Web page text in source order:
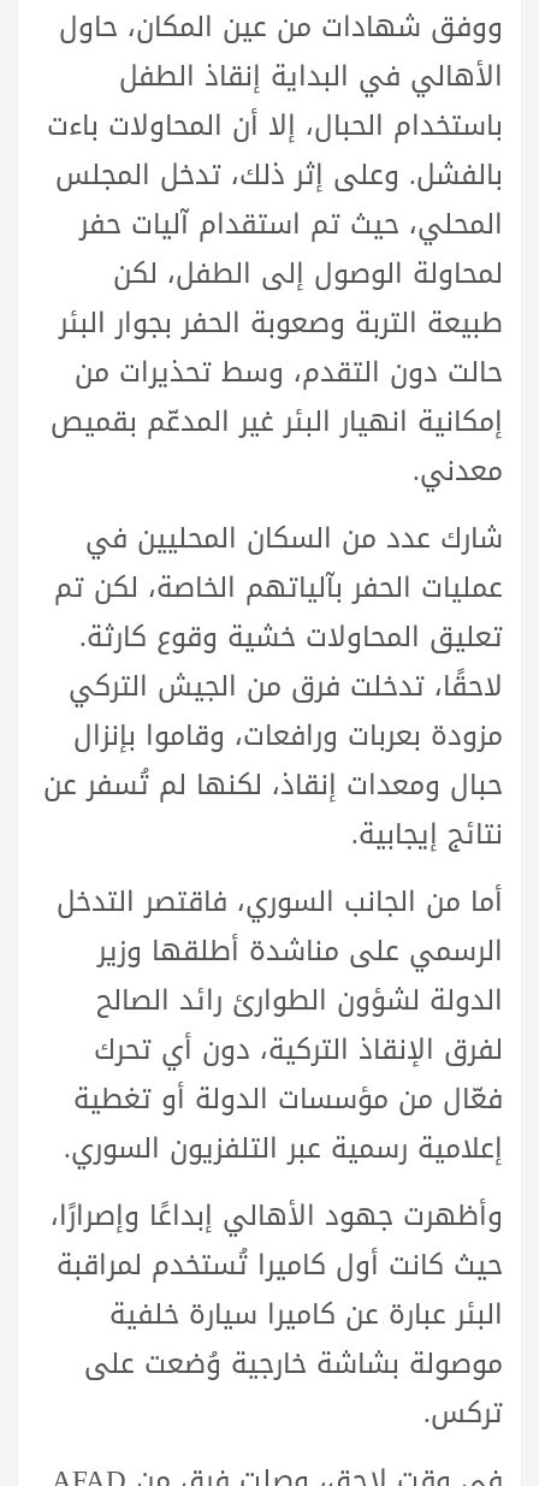
ووفق شهادات من عين المكان، حاول
الأهالي في البداية إنقاذ الطفل
باستخدام الحبال، إلا أن المحاولات باءت
بالفشل. وعلى إثر ذلك، تدخل المجلس
المحلي، حيث تم استقدام آليات حفر
لمحاولة الوصول إلى الطفل، لكن
طبيعة التربة وصعوبة الحفر بجوار البئر
حالت دون التقدم، وسط تحذيرات من
إمكانية انهيار البئر غير المدعّم بقميص
معدني.
شارك عدد من السكان المحليين في
عمليات الحفر بآلياتهم الخاصة، لكن تم
تعليق المحاولات خشية وقوع كارثة.
لاحقًا، تدخلت فرق من الجيش التركي
مزودة بعربات ورافعات، وقاموا بإنزال
حبال ومعدات إنقاذ، لكنها لم تُسفر عن
نتائج إيجابية.
أما من الجانب السوري، فاقتصر التدخل
الرسمي على مناشدة أطلقها وزير
الدولة لشؤون الطوارئ رائد الصالح
لفرق الإنقاذ التركية، دون أي تحرك
فعّال من مؤسسات الدولة أو تغطية
إعلامية رسمية عبر التلفزيون السوري.
وأظهرت جهود الأهالي إبداعًا وإصرارًا،
حيث كانت أول كاميرا تُستخدم لمراقبة
البئر عبارة عن كاميرا سيارة خلفية
موصولة بشاشة خارجية وُضعت على
تركس.